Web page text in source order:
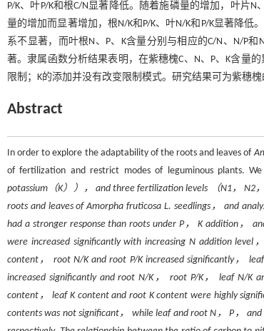
P/K、叶P/K和根C/N显著降低。随着施磷量的增加，叶片
量的增加而显著增加，根N/K和P/K、叶N/K和P/K显著降低
系不显著，而叶根N、P、K含量分别与相应的C/N、N/P
著。隶属函数分析结果表明，在紫穗槐C、N、P、K含量
限制；K的添加并没有改变限制模式。研究结果可为紫穗
Abstract
In order to explore the adaptability of the roots and leaves of
of fertilization and restrict modes of leguminous plants. We
potassium（K））， and three fertilization levels （N1， N2
roots and leaves ofAmorpha fruticosa L. seedlings， and
had a stronger response than roots under P， K addition，
were increased significantly with increasing N addition
content， root N/K and root P/K increased significantly，
increased significantly and root N/K， root P/K， leaf N/K
content， leaf K content and root K content were highly
contents was not significant， while leaf and root N， P，